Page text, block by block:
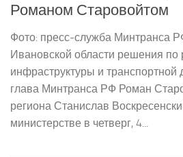
Романом Старовойтом
Фото: пресс-служба Минтранса
Ивановской области решения по
инфраструктуры и транспортной
глава Минтранса РФ Роман
региона Станислав
министерстве в четверг, 4...